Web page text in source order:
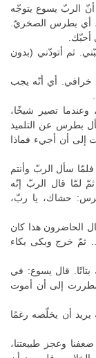
الربّ يسوع يتوجّه
أي بطرس الصخريّ.
ثم أتودّني (بدون
خرافي. أي أنّه يجب
تصير شيخًا،
بطرس عن التلميذ
إلى أن أجيء فماذا
سأل الربّ وأنتم
لمّا قال الربّ إنّه
حشاك، يا ربّ،
الحاضرون هذا كان
ثمّ خرج وبكى بكاء
قال يسوع: في
إلى أن أموت
يريد أن يخلّصه رغمًا
وعجز طبيعتنا،